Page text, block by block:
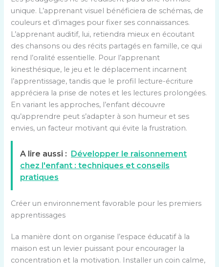
unique. L’apprenant visuel bénéficiera de schémas, de
couleurs et d’images pour fixer ses connaissances.
L’apprenant auditif, lui, retiendra mieux en écoutant
des chansons ou des récits partagés en famille, ce qui
rend l’oralité essentielle. Pour l’apprenant
kinesthésique, le jeu et le déplacement incarnent
l’apprentissage, tandis que le profil lecture-écriture
appréciera la prise de notes et les lectures prolongées.
En variant les approches, l’enfant découvre
qu’apprendre peut s’adapter à son humeur et ses
envies, un facteur motivant qui évite la frustration.
A lire aussi : Développer le raisonnement
chez l'enfant : techniques et conseils
pratiques
Créer un environnement favorable pour les premiers
apprentissages
La manière dont on organise l’espace éducatif à la
maison est un levier puissant pour encourager la
concentration et la motivation. Installer un coin calme,